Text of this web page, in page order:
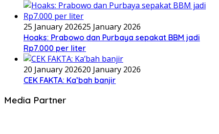
25 January 202625 January 2026
Hoaks: Prabowo dan Purbaya sepakat BBM jadi
Rp7.000 per liter
20 January 202620 January 2026
CEK FAKTA: Ka’bah banjir
Media Partner